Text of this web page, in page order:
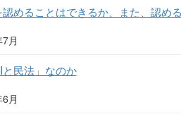
めることはできるか、また、認め
月
民法」なのか
月